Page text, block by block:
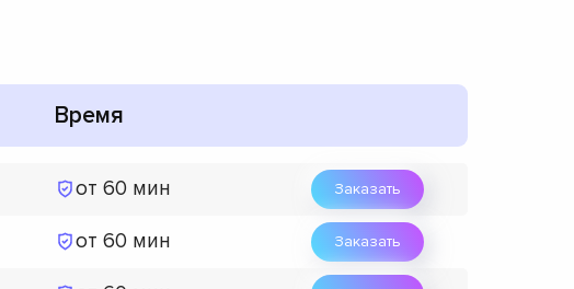
Время
от 60 мин Заказать
от 60 мин Заказать